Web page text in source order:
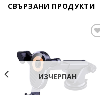
СВЪРЗАНИ ПРОДУКТИ
Add to
wishlist
ИЗЧЕРПАН